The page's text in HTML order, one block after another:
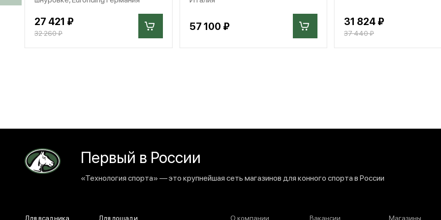
27 421 ₽
32 260 ₽
57 100 ₽ 31 824 ₽
37 440 ₽
Первый в России
«Технология спорта» — это крупнейшая сеть магазинов для конного спорта в России
Для всадника Для лошади О компании Вакансии Магазины